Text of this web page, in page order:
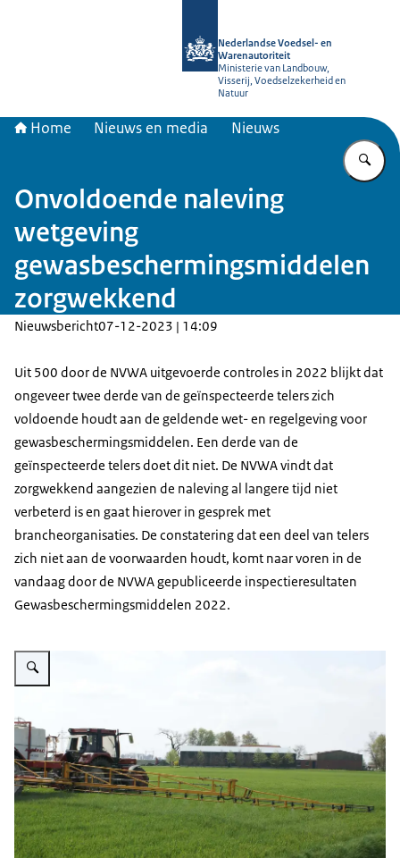
Nederlandse Voedsel- en
Warenautoriteit
Ministerie van Landbouw,
Visserij, Voedselzekerheid en
Natuur
Home Nieuws en media Nieuws
Onvoldoende naleving
wetgeving
gewasbeschermingsmiddelen
zorgwekkend
Nieuwsbericht07-12-2023 | 14:09
Uit 500 door de NVWA uitgevoerde controles in 2022 blijkt dat
ongeveer twee derde van de geïnspecteerde telers zich
voldoende houdt aan de geldende wet- en regelgeving voor
gewasbeschermingsmiddelen. Een derde van de
geïnspecteerde telers doet dit niet. De NVWA vindt dat
zorgwekkend aangezien de naleving al langere tijd niet
verbeterd is en gaat hierover in gesprek met
brancheorganisaties. De constatering dat een deel van telers
zich niet aan de voorwaarden houdt, komt naar voren in de
vandaag door de NVWA gepubliceerde inspectieresultaten
Gewasbeschermingsmiddelen 2022.
Vergroot afbeelding Gewasbescherming